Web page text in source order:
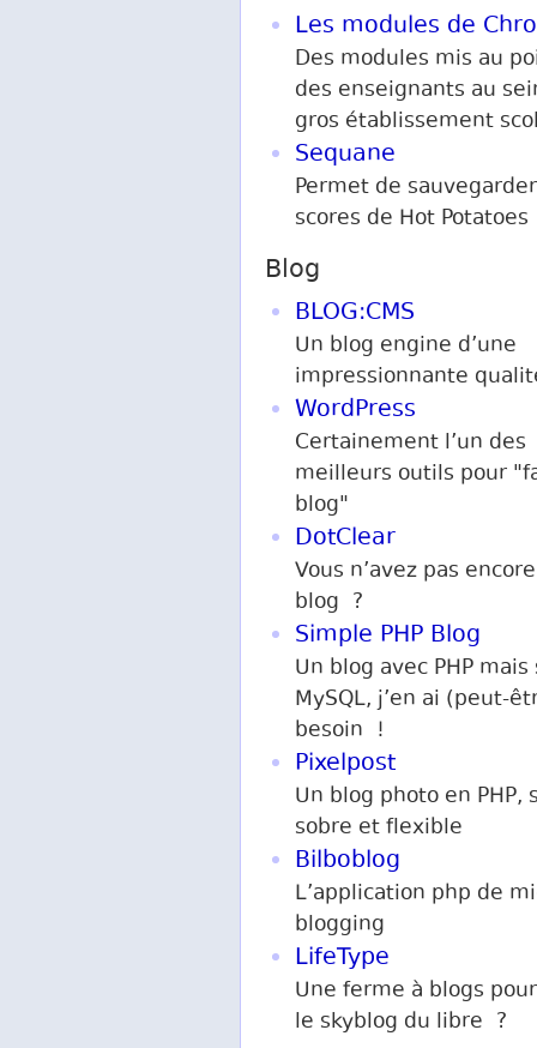
Les modules de
Des modules mis au
des enseignants au
gros établissement
Sequane
Permet de
scores de Hot Potatoes
Blog
BLOG:CMS
Un blog engine d’une
impressionnante
WordPress
Certainement l’un des
meilleurs outils pour
blog"
DotClear
Vous n’avez pas
blog ?
Simple PHP Blog
Un blog avec PHP mais
MySQL, j’en ai (peut-
besoin !
Pixelpost
Un blog photo en PHP,
sobre et flexible
Bilboblog
L’application php de
blogging
LifeType
Une ferme à blogs
le skyblog du libre ?